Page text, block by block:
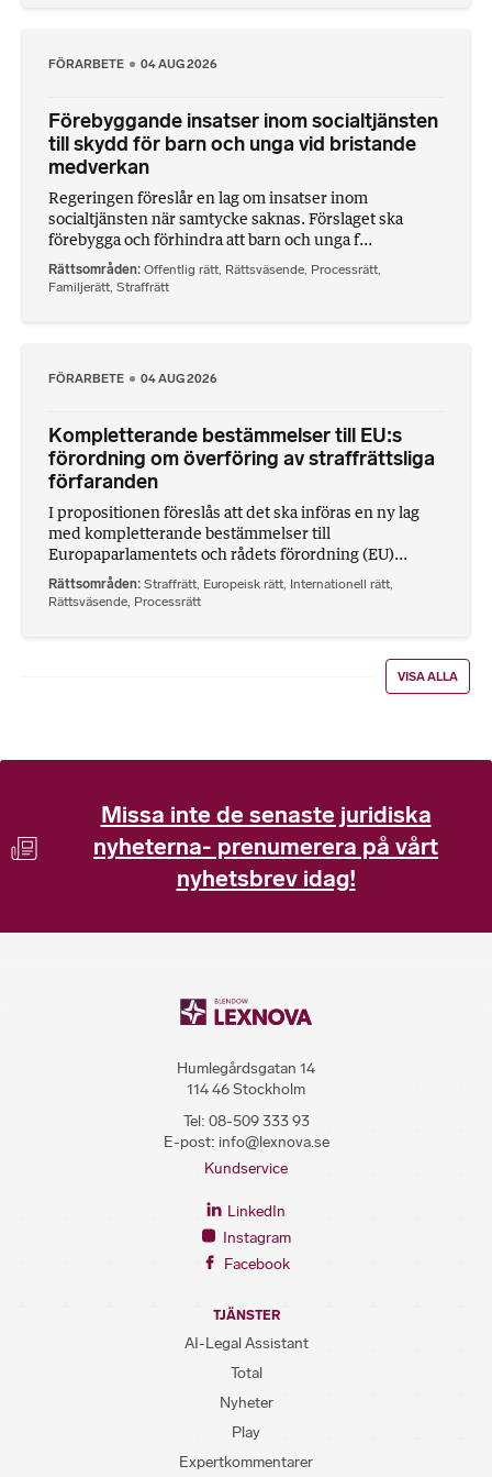
FÖRARBETE 04 AUG 2026
Förebyggande insatser inom socialtjänsten
till skydd för barn och unga vid bristande
medverkan
Regeringen föreslår en lag om insatser inom
socialtjänsten när samtycke saknas. Förslaget ska
förebygga och förhindra att barn och unga f...
Rättsområden Offentlig rätt, Rättsväsende, Processrätt,
Familjerätt, Straffrätt
FÖRARBETE 04 AUG 2026
Kompletterande bestämmelser till EU:s
förordning om överföring av straffrättsliga
förfaranden
I propositionen föreslås att det ska införas en ny lag
med kompletterande bestämmelser till
Europaparlamentets och rådets förordning (EU)...
Rättsområden Straffrätt Europeisk rätt Internationell rätt
Rättsväsende Processrätt
VISA ALLA
Missa inte de senaste juridiska
nyheterna- prenumerera på vårt
nyhetsbrev idag!
Humlegårdsgatan 14
114 46 Stockholm
Tel: 08-509 333 93
E-post: info@lexnova.se
Kundservice
LinkedIn
Instagram
Facebook
TJÄNSTER
AI-Legal Assistant
Total
Nyheter
Play
Expertkommentarer